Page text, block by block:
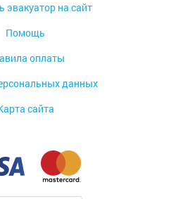
эвакуатор на сайт
Помощь
оплаты
данных
сайта